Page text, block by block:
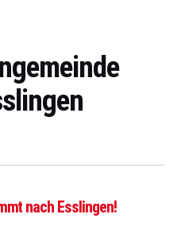
nach Esslingen!